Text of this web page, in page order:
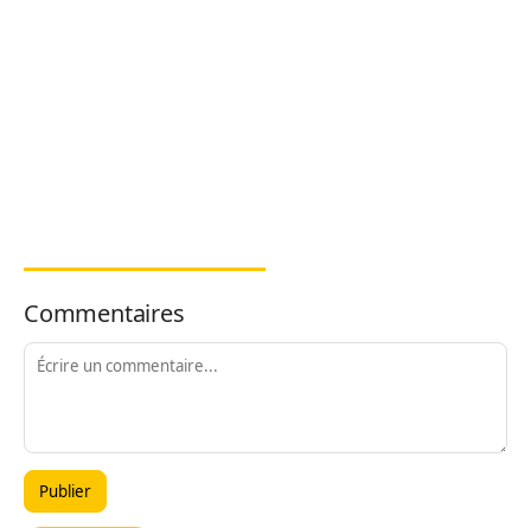
Commentaires
Publier